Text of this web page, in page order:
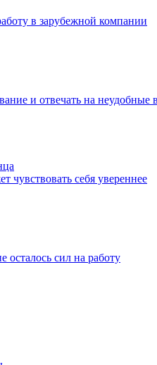
в зарубежной компании
и отвечать на неудобные
чувствовать себя увереннее
осталось сил на работу